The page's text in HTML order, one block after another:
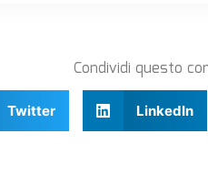
Condividi questo
Twitter LinkedIn